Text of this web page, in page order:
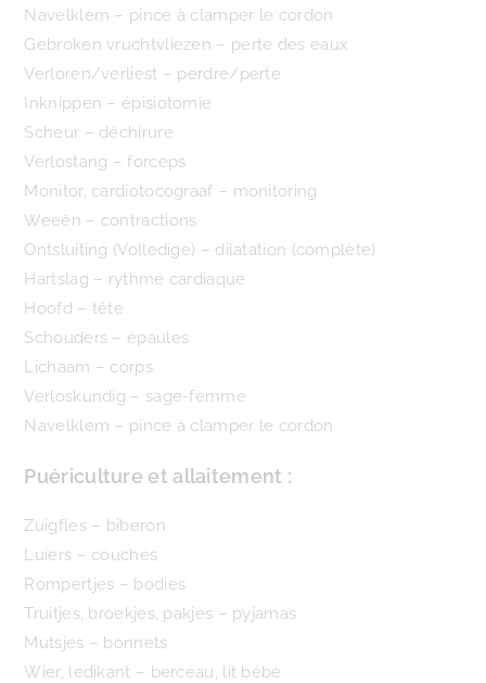
Navelklem – pince à clamper le cordon
Gebroken vruchtvliezen – perte des eaux
Verloren/verliest – perdre/perte
Inknippen – épisiotomie
Scheur – déchirure
Verlostang – forceps
Monitor, cardiotocograaf – monitoring
Weeën – contractions
Ontsluiting (Volledige) – dilatation (complète)
Hartslag – rythme cardiaque
Hoofd – tête
Schouders – épaules
Lichaam – corps
Verloskundig – sage-femme
Navelklem – pince à clamper le cordon
Puériculture et allaitement :
Zuigfles – biberon
Luiers – couches
Rompertjes – bodies
Truitjes, broekjes, pakjes – pyjamas
Mutsjes – bonnets
Wier, ledikant – berceau, lit bébé